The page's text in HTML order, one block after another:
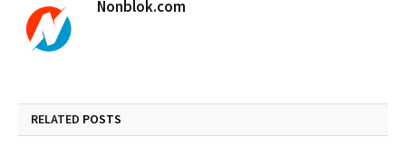
Nonblok.com
RELATED POSTS